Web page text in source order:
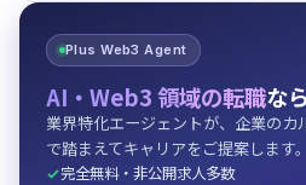
Plus Web3 Agent
AI・Web3 領域の転職なら
業界特化エージェントが、企業のカ
で踏まえてキャリアをご提案します。
完全無料・非公開求人多数